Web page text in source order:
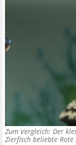
Zum Vergleich: Der
Zierfisch beliebte